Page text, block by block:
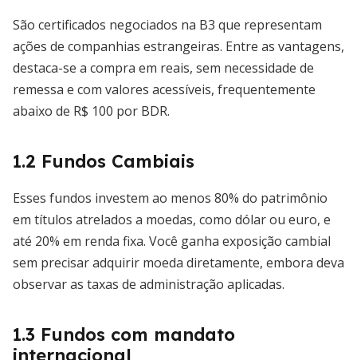
São certificados negociados na B3 que representam
ações de companhias estrangeiras. Entre as vantagens,
destaca-se a compra em reais, sem necessidade de
remessa e com valores acessíveis, frequentemente
abaixo de R$ 100 por BDR.
1.2 Fundos Cambiais
Esses fundos investem ao menos 80% do patrimônio
em títulos atrelados a moedas, como dólar ou euro, e
até 20% em renda fixa. Você ganha exposição cambial
sem precisar adquirir moeda diretamente, embora deva
observar as taxas de administração aplicadas.
1.3 Fundos com mandato
internacional